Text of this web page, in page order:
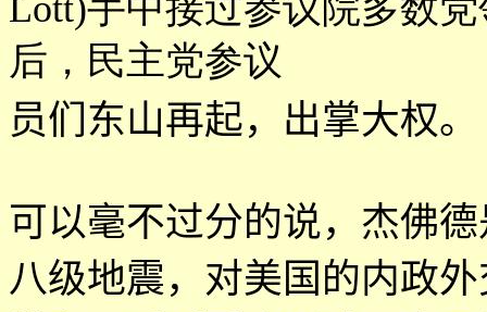
Lott)手中接过参议院多数
后，民主党参议
员们东山再起，出掌大权。
可以毫不过分的说，杰佛
八级地震，对美国的内政